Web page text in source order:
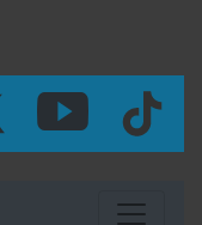
Toggle